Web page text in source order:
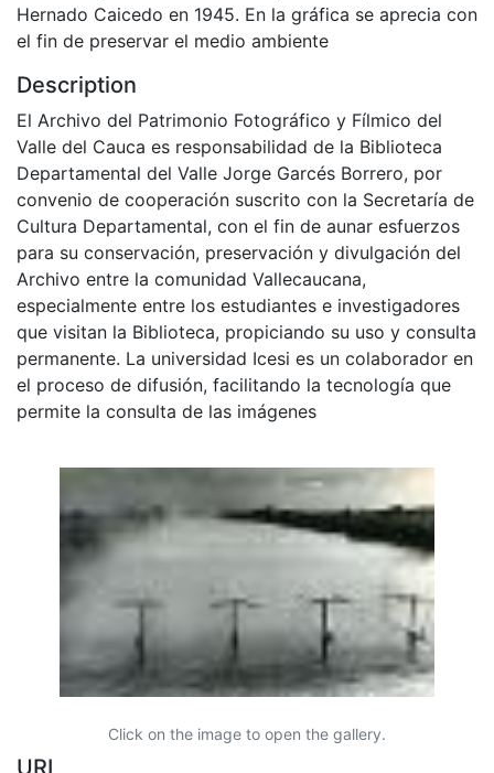
Hernado Caicedo en 1945. En la gráfica se aprecia con
el fin de preservar el medio ambiente
Description
El Archivo del Patrimonio Fotográfico y Fílmico del
Valle del Cauca es responsabilidad de la Biblioteca
Departamental del Valle Jorge Garcés Borrero, por
convenio de cooperación suscrito con la Secretaría de
Cultura Departamental, con el fin de aunar esfuerzos
para su conservación, preservación y divulgación del
Archivo entre la comunidad Vallecaucana,
especialmente entre los estudiantes e investigadores
que visitan la Biblioteca, propiciando su uso y consulta
permanente. La universidad Icesi es un colaborador en
el proceso de difusión, facilitando la tecnología que
permite la consulta de las imágenes
Click on the image to open the gallery.
URI